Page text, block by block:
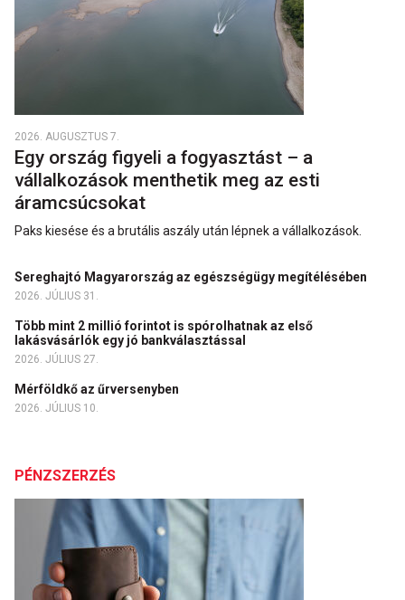
2026. AUGUSZTUS 7.
Egy ország figyeli a fogyasztást – a
vállalkozások menthetik meg az esti
áramcsúcsokat
Paks kiesése és a brutális aszály után lépnek a vállalkozások.
Sereghajtó Magyarország az egészségügy megítélésében
2026. JÚLIUS 31.
Több mint 2 millió forintot is spórolhatnak az első
lakásvásárlók egy jó bankválasztással
2026. JÚLIUS 27.
Mérföldkő az űrversenyben
2026. JÚLIUS 10.
PÉNZSZERZÉS